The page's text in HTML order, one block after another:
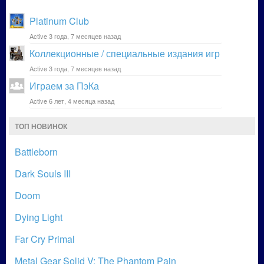
Platinum Club
Active 3 года, 7 месяцев назад
Коллекционные / специальные издания игр
Active 3 года, 7 месяцев назад
Играем за ПэКа
Active 6 лет, 4 месяца назад
ТОП НОВИНОК
Battleborn
Dark Souls III
Doom
Dying Light
Far Cry Primal
Metal Gear Solid V: The Phantom Pain